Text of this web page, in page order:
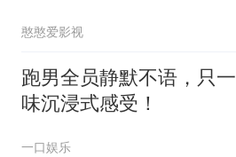
憨憨爱影视
跑男全员静默不语，只一
味沉浸式感受！
一口娱乐